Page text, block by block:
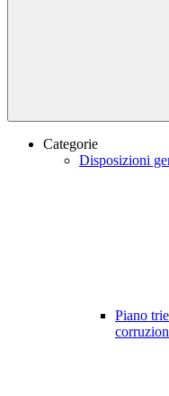
Categorie
Disposizioni
Piano